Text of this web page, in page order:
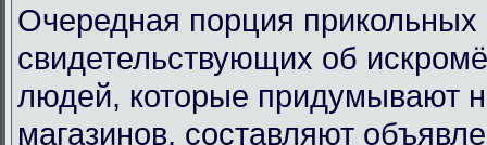
Очередная порция прикольных
свидетельствующих об
людей, которые придумывают
магазинов, составляют